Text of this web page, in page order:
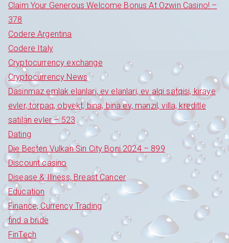
Claim Your Generous Welcome Bonus At Ozwin Casino! –
378
Codere Argentina
Codere Italy
Cryptocurrency exchange
Cryptocurrency News
Dasinmaz emlak elanlari, ev elanlari, ev alqi satqisi, kiraye
evler, torpaq, obyekt, bina, bina ev, mənzil, villa, kreditle
satilan evler – 523
Dating
Die Besten Vulkan Sin City Boni 2024 – 899
Discount casino
Disease & Illness, Breast Cancer
Education
Finance, Currency Trading
find a bride
FinTech